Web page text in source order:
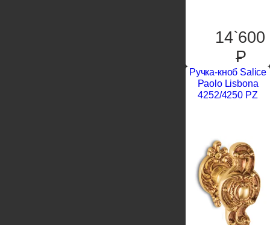
14`600
P
Ручка-кноб Salice
Paolo Lisbona
4252/4250 PZ